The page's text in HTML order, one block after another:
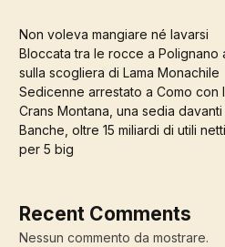
Non voleva mangiare né lavarsi
Bloccata tra le rocce a Polignano
sulla scogliera di Lama Monachile
Sedicenne arrestato a Como con
Crans Montana, una sedia
Banche, oltre 15 miliardi di utili
per 5 big
Recent Comments
Nessun commento da mostrare.